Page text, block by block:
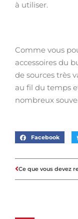
à utiliser.
Comme vous
accessoires du
de sources très
au fil du temps
nombreux
Facebook